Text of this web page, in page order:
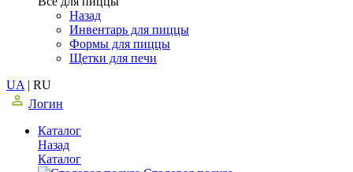
Назад
Инвентарь для пиццы
Формы для пиццы
Щетки для печи
UA | RU
Логин
Каталог
Назад
Каталог